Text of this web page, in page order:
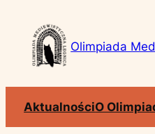
treści
Olimpiada
AktualnościO